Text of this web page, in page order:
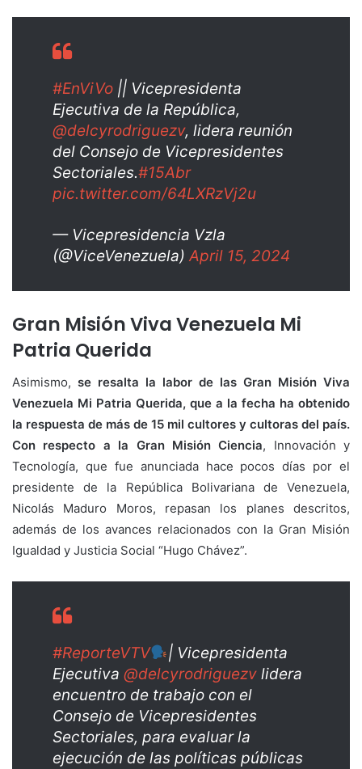
#EnViVo || Vicepresidenta
Ejecutiva de la República,
@delcyrodriguezv, lidera reunión
del Consejo de Vicepresidentes
Sectoriales.#15Abr
pic.twitter.com/64LXRzVj2u
— Vicepresidencia Vzla
(@ViceVenezuela)April 15, 2024
Gran Misión Viva Venezuela Mi
Patria Querida
Asimismo, se resalta la labor de las Gran Misión Viva
Venezuela Mi Patria Querida, que a la fecha ha obtenido
la respuesta de más de 15 mil cultores y cultoras del país.
Con respecto a la Gran Misión Ciencia, Innovación y
Tecnología, que fue anunciada hace pocos días por el
presidente de la República Bolivariana de Venezuela,
Nicolás Maduro Moros, repasan los planes descritos,
además de los avances relacionados con la Gran Misión
Igualdad y Justicia Social “Hugo Chávez”.
#ReporteVTV
| Vicepresidenta
Ejecutiva @delcyrodriguezv lidera
encuentro de trabajo con el
Consejo de Vicepresidentes
Sectoriales, para evaluar la
ejecución de las políticas públicas